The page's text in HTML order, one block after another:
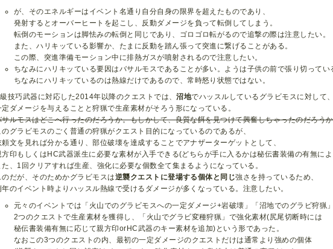
が、そのエネルギーはイベント名通り自分自身の限界を超えたものであり、
発射するとオーバーヒートを起こし、反動ダメージを負って転倒してしまう。
転倒のモーションは脚怯みの転倒と同じであり、ゴロゴロ転がるので追撃の際は注意したい。
また、ハリキッている影響か、たまに反動を踏ん張って突進に繋げることがある。
この際、突進準備モーション中に排熱ガスが噴射されるので注意したい。
ちなみにハリキッている要因はバサルモスであることが多い。ようは子供の前で張り切ってい
ちなみにハリキッているのは熱線だけであるので、常時怒り状態ではない。
技巧武器に対応した2014年以降のクエストでは、沼地でハッスルしているグラビモスに対して、
定ダメージを与えることと狩猟で生産素材がそろう形になっている。
サルモスはどこへ行ったのだろうか。もしかして、良質な餌を見つけて興奮しちゃったのだろうか
のグラビモスのごく普通の狩猟がクエスト目的になっているのであるが、
頼文を見れば分かる通り、部位破壊を達成することでアナザーターゲットとして、
方印もしくはHC武器派生に必要な素材が入手できる(どちらが手に入るかは秘伝書装備の有無によ
た、1回クリアすれば生産、強化に必要な個数全て集まるようになっている。
だが、そのためかグラビモスは逆襲クエストに登場する個体と同じ強さを持っているため、
年のイベント時よりハッスル熱線で受けるダメージが多くなっている。注意したい。
元々のイベントでは「火山でのグラビモスへの一定ダメージ+岩破壊」「沼地でのグラビ狩猟
2つのクエストで生産素材を獲得し、「火山でグラビ変種狩猟」で強化素材(尻尾切断時には
秘伝書装備有無に応じて親方印orHC武器のキー素材を追加)という形であった。
なおこの3つのクエストの内、最初の一定ダメージのクエストだけは通常より強めの個体